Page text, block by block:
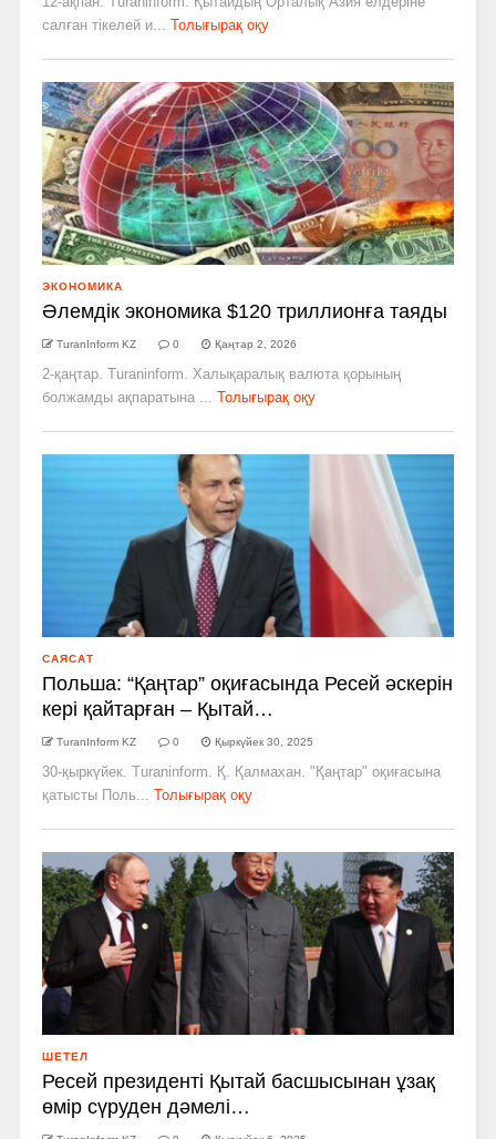
салған тікелей и...
Толығырақ оқу
ЭКОНОМИКА
Әлемдік экономика $120 триллионға таяды
TuranInform KZ 0 Қаңтар 2, 2026
2-қаңтар. Turaninform. Халықаралық валюта қорының
болжамды ақпаратына ...
Толығырақ оқу
САЯСАТ
Польша: “Қаңтар” оқиғасында Ресей әскерін
кері қайтарған – Қытай…
TuranInform KZ 0 Қыркүйек 30, 2025
30-қыркүйек. Turaninform. Қ. Қалмахан. "Қаңтар" оқиғасына
қатысты Поль...
Толығырақ оқу
ШЕТЕЛ
Ресей президенті Қытай басшысынан ұзақ
өмір сүруден дәмелі…